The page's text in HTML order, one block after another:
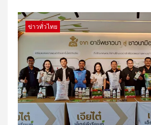
ข่าวทั่วไทย